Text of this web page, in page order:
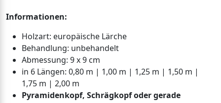
Informationen:
Holzart: europäische Lärche
Behandlung: unbehandelt
Abmessung: 9 x 9 cm
in 6 Längen: 0,80 m | 1,00 m | 1,25 m | 1,50 m |
1,75 m | 2,00 m
Pyramidenkopf, Schrägkopf oder gerade